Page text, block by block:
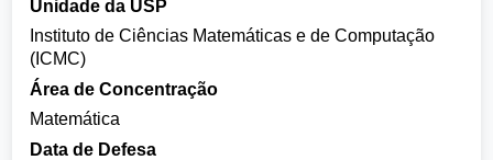
Unidade da USP
Instituto de Ciências Matemáticas e de Computação
(ICMC)
Área de Concentração
Matemática
Data de Defesa